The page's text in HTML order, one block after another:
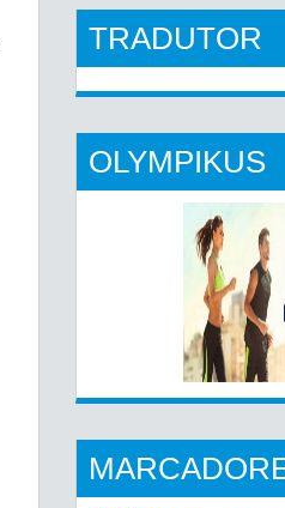
TRADUTOR
OLYMPIKUS